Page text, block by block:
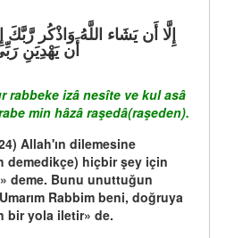
أَن يَهْدِيَنِ
rabbeke izâ nesîte ve kul asâ
min hâzâ raşedâ(raşeden).
Allah'ın dilemesine
demedikçe) hiçbir şey için
deme. Bunu unuttuğun
Rabbim beni, doğruya
bir yola iletir» de.